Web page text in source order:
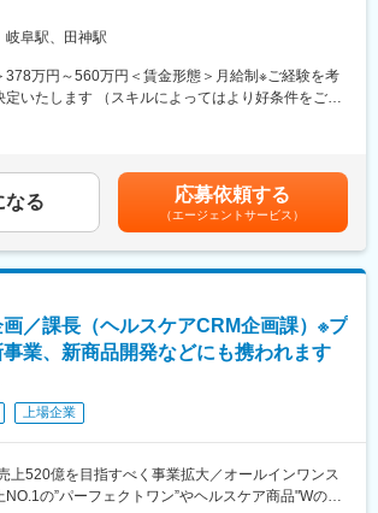
（※1）。1970年の創業以来、約726万人（※2）のお
をお届けしてきました。
思い：
けてきた自信と誇りをベースとして、さらに信頼さ
近に感じていただける媒体であろうとしています。
い商品領域におけるバイヤー（MD）業務をお任せし
ランド（NB）
の分析とバイイング方針の立案
～販売まで幅広く担当することができるため、高い
新製品に敏感で、スポーツ・アウトドア等健康ジャ
方
囲を巻き込みながらスピード感を持って行動でき
ーション力が高い方
れた商品が「売れる楽しさ」や「成果が出る手応
クできる方
囲：会社の定める事業所
岐阜駅、田神駅
378万円～560万円＜賃金形態＞月給制※ご経験を考
定いたします （スキルによってはより好条件をご提
総合評価にて決定賃金はあくまでも目安の金額であ
じて上下する可能性があります。月給(月額)は固定手
記です。
なる 応募依頼する
（エージェントサービス）
画／課長（ヘルスケアCRM企画課）※プ
業、新商品開発などにも携われます
上場企業
上520億を目指すべく事業拡大／オールインワンス
NO.1の”パーフェクトワン”やヘルスケア商品"Wの青